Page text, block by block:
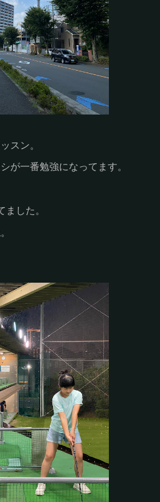
スン。
が一番勉強になってます。
した。